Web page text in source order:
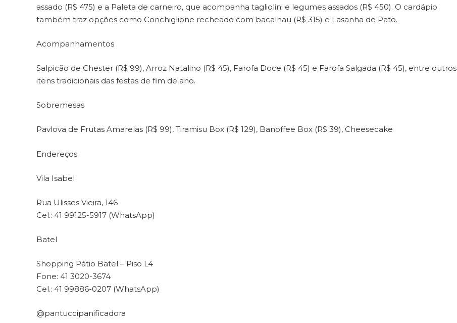
assado (R$ 475) e a Paleta de carneiro, que acompanha tagliolini e legumes assados (R$ 450). O cardápio
também traz opções como Conchiglione recheado com bacalhau (R$ 315) e Lasanha de Pato.
Acompanhamentos
Salpicão de Chester (R$ 99), Arroz Natalino (R$ 45), Farofa Doce (R$ 45) e Farofa Salgada (R$ 45), entre outros
itens tradicionais das festas de fim de ano.
Sobremesas
Pavlova de Frutas Amarelas (R$ 99), Tiramisu Box (R$ 129), Banoffee Box (R$ 39), Cheesecake
Endereços
Vila Isabel
Rua Ulisses Vieira, 146
Cel.: 41 99125-5917 (WhatsApp)
Batel
Shopping Pátio Batel – Piso L4
Fone: 41 3020-3674
Cel.: 41 99886-0207 (WhatsApp)
@pantuccipanificadora